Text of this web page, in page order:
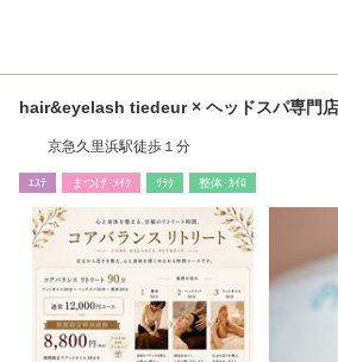
hair&eyelash tiedeur × ヘッドスパ専門
京急久里浜駅徒歩１分
ｴｽﾃ まつげ･ﾒｲｸ ﾘﾗｸ 整体･ｶｲﾛ